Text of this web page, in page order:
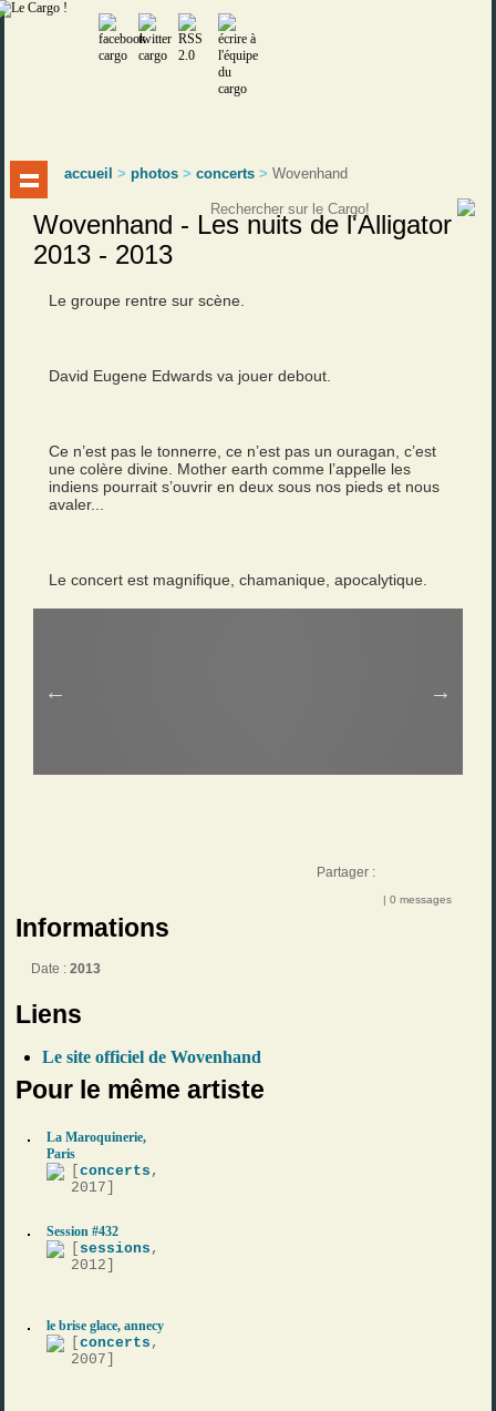
accueil >photos >concerts >Wovenhand
Wovenhand - Les nuits de l'Alligator
2013 - 2013
Le groupe rentre sur scène.
David Eugene Edwards va jouer debout.
Ce n’est pas le tonnerre, ce n’est pas un ouragan, c’est
une colère divine. Mother earth comme l’appelle les
indiens pourrait s’ouvrir en deux sous nos pieds et nous
avaler...
Le concert est magnifique, chamanique, apocalytique.
Partager :
| 0 messages
Informations
Date :2013
Liens
Le site officiel de Wovenhand
Pour le même artiste
La Maroquinerie,
Paris
[concerts ,
2017]
Session #432
sessions ,
2012]
le brise glace, annecy
[concerts ,
2007]